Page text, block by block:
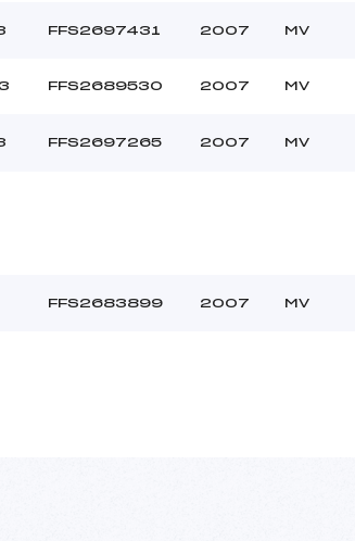
FFS2697431 2007 MV
FFS2689530 2007 MV
FFS2697265 2007 MV
FFS2683899 2007 MV